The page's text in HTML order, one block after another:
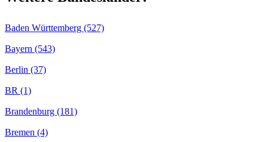
Baden Württemberg (527)
Bayern (543)
Berlin (37)
BR (1)
Brandenburg (181)
Bremen (4)